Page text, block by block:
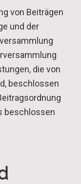
von Beiträgen
und der
die von
beschlossen
beschlossen